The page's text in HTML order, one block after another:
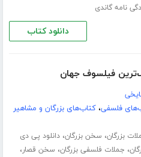
نامه گاندی
دانلود کتاب
فیلسوف جهان
فلسفی،کتاب‌های بزرگان و مشاهیر
بزرگان، سخن بزرگان،دانلود پی دی
، جملات فلسفی بزرگان، سخن قصار،